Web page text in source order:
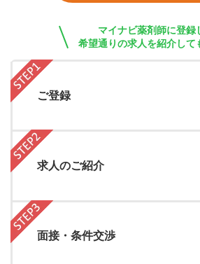
マイナビ薬剤師に登録
希望通りの求人を紹介して
ご登録
求人のご紹介
面接・条件交渉